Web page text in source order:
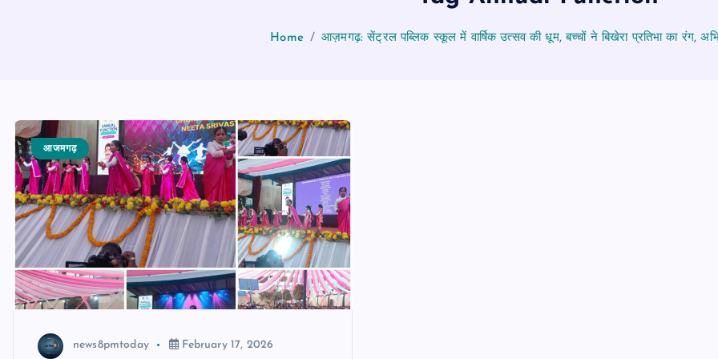
Home आज़मगढ़: सेंट्रल पब्लिक स्कूल में वार्षिक उत्सव की धूम, बच्चों ने बिखेरा प्रतिभा का रंग,
आजमगढ़
news8pmtoday February 17, 2026